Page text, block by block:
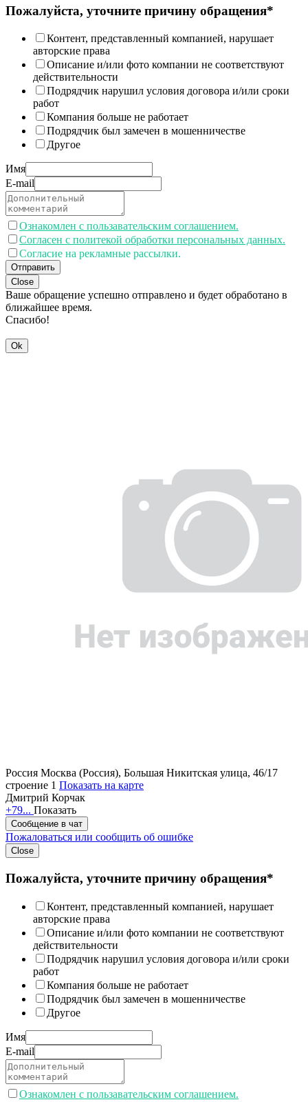
Пожалуйста, уточните причину обращения*
Контент, представленный компанией, нарушает
авторские права
Описание и/или фото компании не соответствуют
действительности
Подрядчик нарушил условия договора и/или сроки
работ
Компания больше не работает
Подрядчик был замечен в мошенничестве
Другое
Имя
E-mail
Ознакомлен с пользавательским соглашением.
Согласен с политекой обработки персональных данных.
Согласие на рекламные рассылки.
Отправить
Close
Ваше обращение успешно отправлено и будет обработано в
ближайшее время.
Спасибо!
Ok
Россия Москва (Россия), Большая Никитская улица, 46/17
строение 1 Показать на карте
Дмитрий Корчак
+79... Показать
Сообщение в чат
Пожаловаться или сообщить об ошибке
Close
Пожалуйста, уточните причину обращения*
Контент, представленный компанией, нарушает
авторские права
Описание и/или фото компании не соответствуют
действительности
Подрядчик нарушил условия договора и/или сроки
работ
Компания больше не работает
Подрядчик был замечен в мошенничестве
Другое
Имя
E-mail
Ознакомлен с пользавательским соглашением.